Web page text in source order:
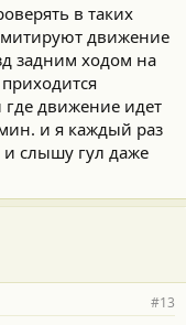
в таких
движение
задним ходом на
где движение идет
и я каждый раз
слышу гул даже
#13